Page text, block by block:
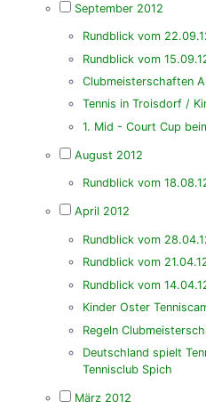
September 2012
Rundblick vom
Rundblick vom
Clubmeisterschaften
Tennis in Troisdorf /
1. Mid - Court Cup
August 2012
Rundblick vom
April 2012
Rundblick vom
Rundblick vom
Rundblick vom
Kinder Oster
Regeln
Deutschland spielt
Tennisclub Spich
März 2012